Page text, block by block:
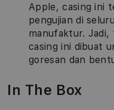
Apple, casing ini
pengujian di
manufaktur. Jadi,
casing ini dibuat
goresan dan
In The Box